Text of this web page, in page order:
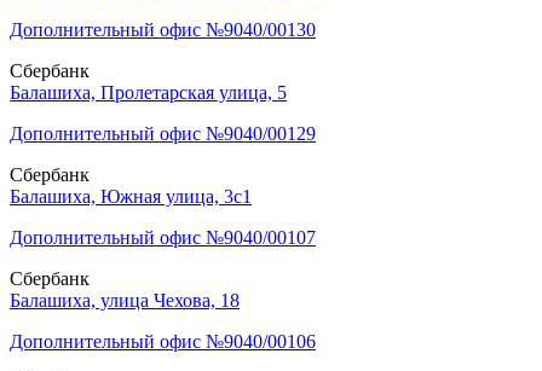
Дополнительный офис №9040/00130
Сбербанк
Балашиха, Пролетарская улица, 5
Дополнительный офис №9040/00129
Сбербанк
Балашиха, Южная улица, 3с1
Дополнительный офис №9040/00107
Сбербанк
Балашиха, улица Чехова, 18
Дополнительный офис №9040/00106